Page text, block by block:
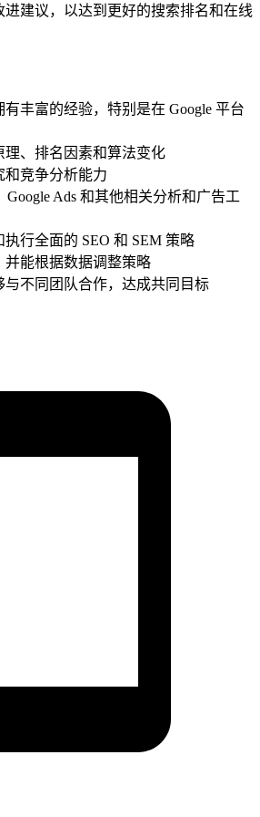
建议，以达到更好的搜索排名和在线
有丰富的经验，特别是在 Google 平台
、排名因素和算法变化
和竞争分析能力
Google Ads 和其他相关分析和广告工
行全面的 SEO 和 SEM 策略
并能根据数据调整策略
与不同团队合作，达成共同目标